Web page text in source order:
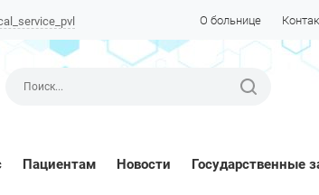
О больнице
Пациентам Новости Государственные